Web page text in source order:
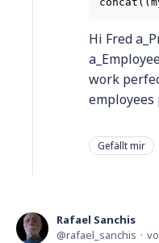
Hi Fred
work
employees
Gefällt mir
Rafael Sanchis
rafael_sanchis